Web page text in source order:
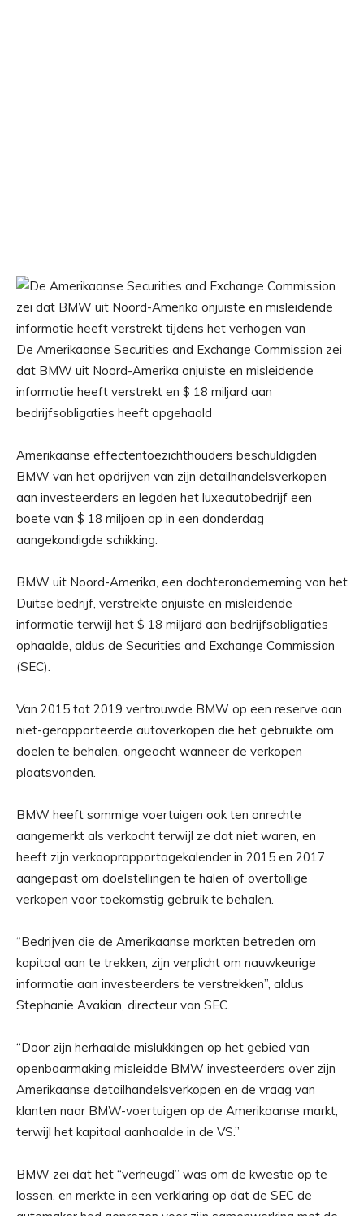
De Amerikaanse Securities and Exchange Commission zei
dat BMW uit Noord-Amerika onjuiste en misleidende
informatie heeft verstrekt en $ 18 miljard aan
bedrijfsobligaties heeft opgehaald
Amerikaanse effectentoezichthouders beschuldigden
BMW van het opdrijven van zijn detailhandelsverkopen
aan investeerders en legden het luxeautobedrijf een
boete van $ 18 miljoen op in een donderdag
aangekondigde schikking.
BMW uit Noord-Amerika, een dochteronderneming van het
Duitse bedrijf, verstrekte onjuiste en misleidende
informatie terwijl het $ 18 miljard aan bedrijfsobligaties
ophaalde, aldus de Securities and Exchange Commission
(SEC).
Van 2015 tot 2019 vertrouwde BMW op een reserve aan
niet-gerapporteerde autoverkopen die het gebruikte om
doelen te behalen, ongeacht wanneer de verkopen
plaatsvonden.
BMW heeft sommige voertuigen ook ten onrechte
aangemerkt als verkocht terwijl ze dat niet waren, en
heeft zijn verkooprapportagekalender in 2015 en 2017
aangepast om doelstellingen te halen of overtollige
verkopen voor toekomstig gebruik te behalen.
“Bedrijven die de Amerikaanse markten betreden om
kapitaal aan te trekken, zijn verplicht om nauwkeurige
informatie aan investeerders te verstrekken”, aldus
Stephanie Avakian, directeur van SEC.
“Door zijn herhaalde mislukkingen op het gebied van
openbaarmaking misleidde BMW investeerders over zijn
Amerikaanse detailhandelsverkopen en de vraag van
klanten naar BMW-voertuigen op de Amerikaanse markt,
terwijl het kapitaal aanhaalde in de VS.”
BMW zei dat het “verheugd” was om de kwestie op te
lossen, en merkte in een verklaring op dat de SEC de